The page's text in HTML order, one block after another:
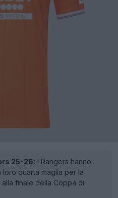
25-26: I Rangers hanno
quarta maglia per la
finale della Coppa di